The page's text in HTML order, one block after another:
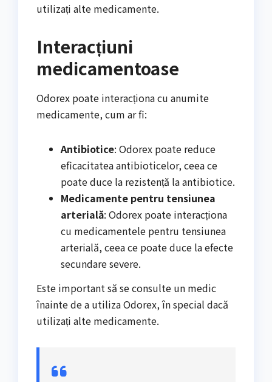
utilizați alte medicamente.
Interacțiuni
medicamentoase
Odorex poate interacționa cu anumite
medicamente, cum ar fi:
Antibiotice: Odorex poate reduce
eficacitatea antibioticelor, ceea ce
poate duce la rezistență la antibiotice.
Medicamente pentru tensiunea
arterială: Odorex poate interacționa
cu medicamentele pentru tensiunea
arterială, ceea ce poate duce la efecte
secundare severe.
Este important să se consulte un medic
înainte de a utiliza Odorex, în special dacă
utilizați alte medicamente.